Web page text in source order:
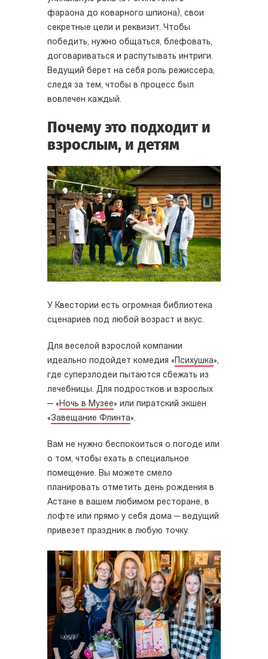
фараона до коварного шпиона), свои
секретные цели и реквизит. Чтобы
победить, нужно общаться, блефовать,
договариваться и распутывать интриги.
Ведущий берет на себя роль режиссера,
следя за тем, чтобы в процесс был
вовлечен каждый.
Почему это подходит и
взрослым, и детям
У Квестории есть огромная библиотека
сценариев под любой возраст и вкус.
Для веселой взрослой компании
идеально подойдет комедия «Психушка»,
где суперзлодеи пытаются сбежать из
лечебницы. Для подростков и взрослых
— «Ночь в Музее» или пиратский экшен
«Завещание Флинта».
Вам не нужно беспокоиться о погоде или
о том, чтобы ехать в специальное
помещение. Вы можете смело
планировать отметить день рождения в
Астане в вашем любимом ресторане, в
лофте или прямо у себя дома — ведущий
привезет праздник в любую точку.